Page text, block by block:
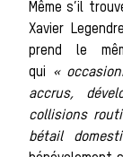
Même s’il
Xavier
prend le
qui «
accrus,
collisions
bétail